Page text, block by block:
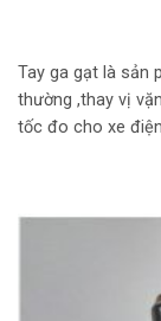
Tay ga gạt là sản
thường ,thay vị
tốc đo cho xe điện